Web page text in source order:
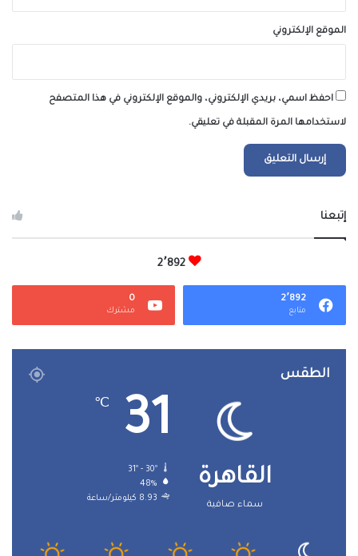
الموقع الإلكتروني
احفظ اسمي، بريدي الإلكتروني، والموقع الإلكتروني في هذا المتصفح
لاستخدامها المرة المقبلة في تعليقي.
إتبعنا
2٬892
2٬892
متابع
0
مشترك
الطقس
القاهرة
سماء صافية
31
℃
31º - 30º
48%
8.93 كيلومتر/ساعة